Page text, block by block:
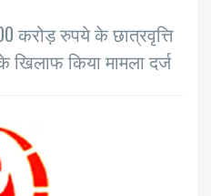
करोड़ रुपये के छात्रवृत्ति
खिलाफ किया मामला दर्ज